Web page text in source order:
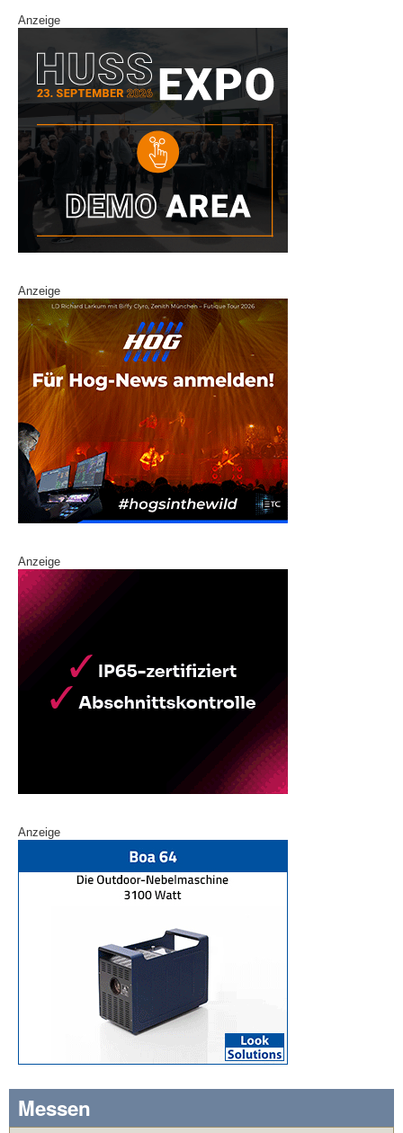
Anzeige
Anzeige
Anzeige
Anzeige
Messen